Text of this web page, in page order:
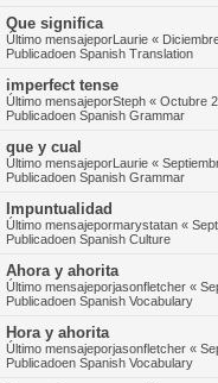
Que significa
Último mensajeporLaurie «
Publicadoen Spanish Translation
imperfect tense
Último mensajeporSteph « Octubre
Publicadoen Spanish Grammar
que y cual
Último mensajeporLaurie «
Publicadoen Spanish Grammar
Impuntualidad
Último mensajepormarystatan «
Publicadoen Spanish Culture
Ahora y ahorita
Último mensajeporjasonfletcher «
Publicadoen Spanish Vocabulary
Hora y ahorita
Último mensajeporjasonfletcher «
Publicadoen Spanish Vocabulary